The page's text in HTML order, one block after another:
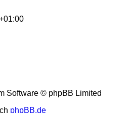
Software © phpBB Limited
phpBB.de